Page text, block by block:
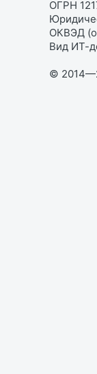
ОГРН
ОКВЭД
Вид ИТ-
©